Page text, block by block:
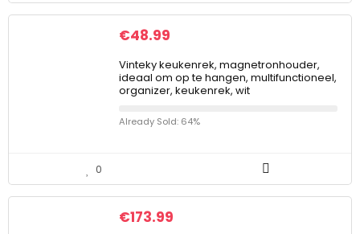
€48.99
Vinteky keukenrek, magnetronhouder,
ideaal om op te hangen, multifunctioneel,
organizer, keukenrek, wit
Already Sold: 64%
0
€173.99